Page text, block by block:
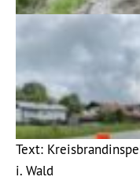
Text:
i. Wald